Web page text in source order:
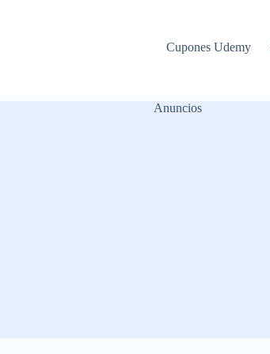
Cupones Udemy
Anuncios